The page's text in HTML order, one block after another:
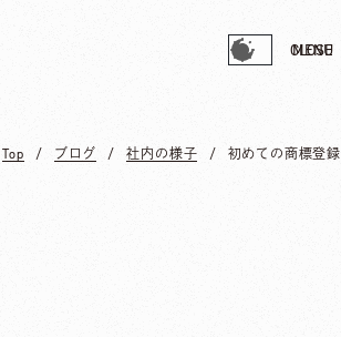
MENU
CLOSE
Top ブログ 社内の様子 初めての商標登録